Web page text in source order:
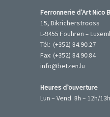
Ferronnerie d’Art Nico
15, Dikricherstrooss
L-9455 Fouhren –
Tél: (+352) 84.90.27
Fax: (+352) 84.90.84
info@betzen.lu
Heures d’ouverture
Lun – Vend 8h – 12h/